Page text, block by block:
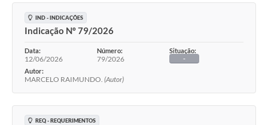
IND - INDICAÇÕES
Indicação Nº 79/2026
Data:
12/06/2026
Número:
79/2026
Situação:
-
Autor:
MARCELO RAIMUNDO. (Autor)
REQ - REQUERIMENTOS